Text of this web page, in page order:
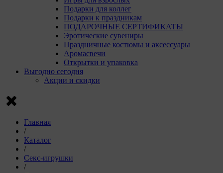
Подарки для коллег
Подарки к праздникам
ПОДАРОЧНЫЕ СЕРТИФИКАТЫ
Эротические сувениры
Праздничные костюмы и аксессуары
Аромасвечи
Открытки и упаковка
Выгодно сегодня
Акции и скидки
Главная
/
Каталог
/
Секс-игрушки
/